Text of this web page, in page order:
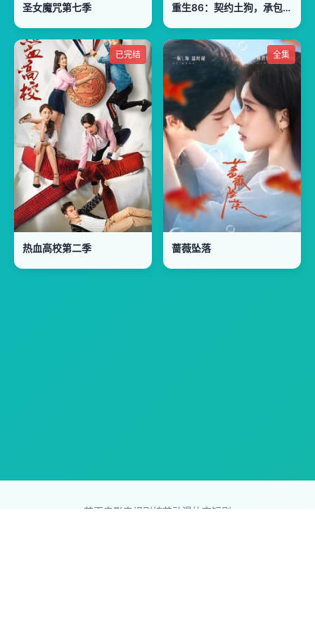
圣女魔咒第七季 重生86：契约土狗，承包兴安岭
已完结
热血高校第二季
全集
蔷薇坠落
首页电影电视剧综艺动漫体育短剧